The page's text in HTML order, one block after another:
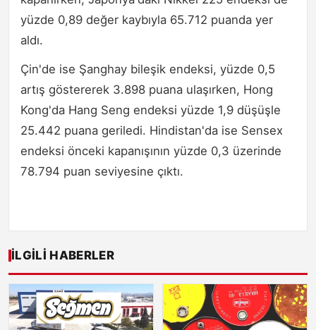
yüzde 0,89 değer kaybıyla 65.712 puanda yer
aldı.
Çin'de ise Şanghay bileşik endeksi, yüzde 0,5
artış göstererek 3.898 puana ulaşırken, Hong
Kong'da Hang Seng endeksi yüzde 1,9 düşüşle
25.442 puana geriledi. Hindistan'da ise Sensex
endeksi önceki kapanışının yüzde 0,3 üzerinde
78.794 puan seviyesine çıktı.
İLGILI HABERLER